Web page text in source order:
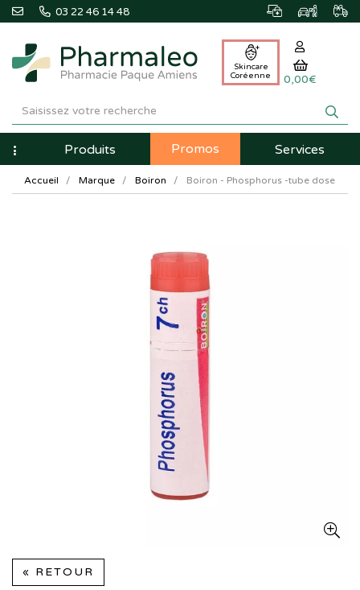
03 22 46 14 48
Pharmaleo
Pharmacie
Paque
Amiens
Skincare
Coréenne
0,00€
NavigationProduits Promos Services
Accueil Marque Boiron Boiron - Phosphorus -tube dose
« RETOUR